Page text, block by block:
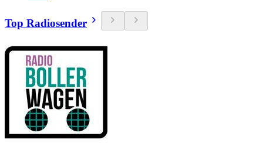
Top Radiosender